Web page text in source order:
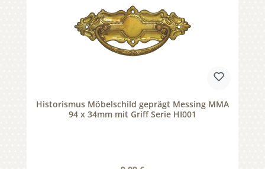
Historismus Möbelschild geprägt Messing MMA
94 x 34mm mit Griff Serie HI001